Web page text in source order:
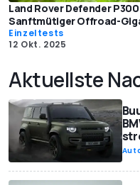
Land Rover Defender
Sanftmütiger Offroad-
Einzeltests
12 Okt. 2025
Aktuellste